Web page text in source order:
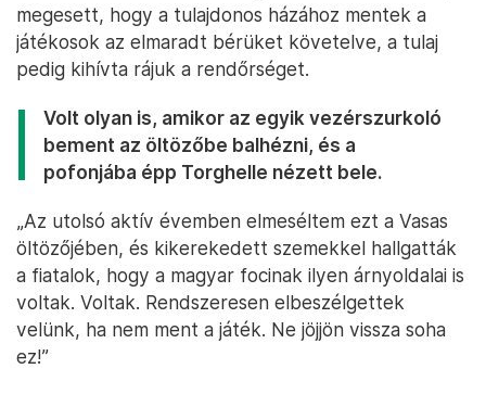
megesett, hogy a tulajdonos házához mentek a
játékosok az elmaradt bérüket követelve, a tulaj
pedig kihívta rájuk a rendőrséget.
Volt olyan is, amikor az egyik vezérszurkoló
bement az öltözőbe balhézni, és a
pofonjába épp Torghelle nézett bele.
„Az utolsó aktív évemben elmeséltem ezt a Vasas
öltözőjében, és kikerekedett szemekkel hallgatták
a fiatalok, hogy a magyar focinak ilyen árnyoldalai is
voltak. Voltak. Rendszeresen elbeszélgettek
velünk, ha nem ment a játék. Ne jöjjön vissza soha
ez!”